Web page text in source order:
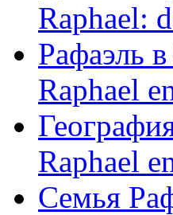
Raphael:
Рафаэль
Raphael
Raphael
Семья